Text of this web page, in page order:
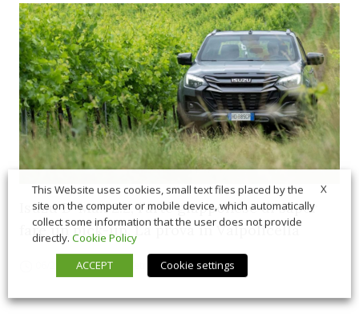
Isuzu D-Max 2.2, l’arte giapponese di saper
fare un pick-up. La prova in Valpolicella
06/26/2026 In Vetrina,Macchine
X
This Website uses cookies, small text files placed by the
site on the computer or mobile device, which automatically
collect some information that the user does not provide
directly. Cookie Policy
ACCEPT
Cookie settings